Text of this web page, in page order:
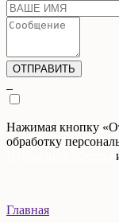
Нажимая кнопку
обработку
Главная